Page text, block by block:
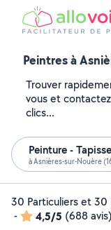
Peintres à
Trouver
vous et
clics...
Peinture -
à Asnières-sur-Nouère
30 Particuliers et
-
4,5/5 (688 avis)